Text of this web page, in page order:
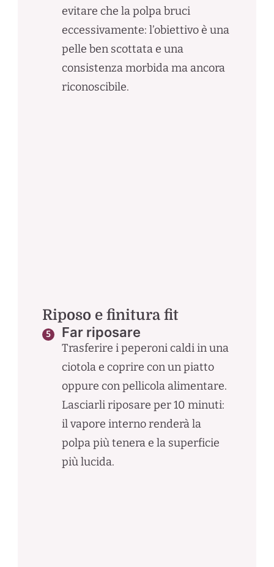
evitare che la polpa bruci
eccessivamente: l’obiettivo è una
pelle ben scottata e una
consistenza morbida ma ancora
riconoscibile.
Riposo e finitura fit
Far riposare
Trasferire i peperoni caldi in una
ciotola e coprire con un piatto
oppure con pellicola alimentare.
Lasciarli riposare per 10 minuti:
il vapore interno renderà la
polpa più tenera e la superficie
più lucida.